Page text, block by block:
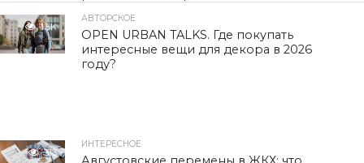
1.5K
АВТОРСКОЕ
OPEN URBAN TALKS. Где покупать
интересные вещи для декора в 2026
году?
313
ИНТЕРЕСНОЕ